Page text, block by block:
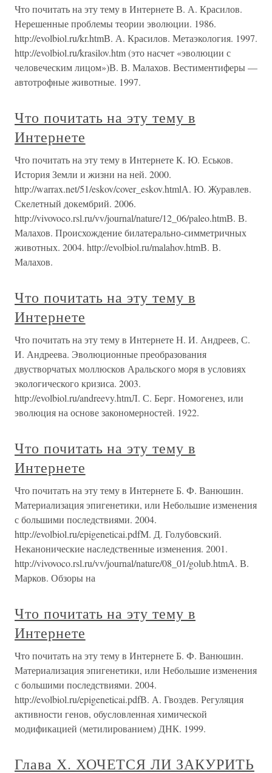
Что почитать на эту тему в Интернете В. А. Красилов.
Нерешенные проблемы теории эволюции. 1986.
http://evolbiol.ru/kr.htmВ. А. Красилов. Метаэкология. 1997.
http://evolbiol.ru/krasilov.htm (это насчет «эволюции с
человеческим лицом»)В. В. Малахов. Вестиментиферы —
автотрофные животные. 1997.
Что почитать на эту тему в
Интернете
Что почитать на эту тему в Интернете К. Ю. Еськов.
История Земли и жизни на ней. 2000.
http://warrax.net/51/eskov/cover_eskov.htmlА. Ю. Журавлев.
Скелетный докембрий. 2006.
http://vivovoco.rsl.ru/vv/journal/nature/12_06/paleo.htmВ. В.
Малахов. Происхождение билатерально-симметричных
животных. 2004. http://evolbiol.ru/malahov.htmВ. В.
Малахов.
Что почитать на эту тему в
Интернете
Что почитать на эту тему в Интернете Н. И. Андреев, С.
И. Андреева. Эволюционные преобразования
двустворчатых моллюсков Аральского моря в условиях
экологического кризиса. 2003.
http://evolbiol.ru/andreevy.htmЛ. С. Берг. Номогенез, или
эволюция на основе закономерностей. 1922.
Что почитать на эту тему в
Интернете
Что почитать на эту тему в Интернете Б. Ф. Ванюшин.
Материализация эпигенетики, или Небольшие изменения
с большими последствиями. 2004.
http://evolbiol.ru/epigeneticai.pdfМ. Д. Голубовский.
Неканонические наследственные изменения. 2001.
http://vivovoco.rsl.ru/vv/journal/nature/08_01/golub.htmА. В.
Марков. Обзоры на
Что почитать на эту тему в
Интернете
Что почитать на эту тему в Интернете Б. Ф. Ванюшин.
Материализация эпигенетики, или Небольшие изменения
с большими последствиями. 2004.
http://evolbiol.ru/epigeneticai.pdfВ. А. Гвоздев. Регуляция
активности генов, обусловленная химической
модификацией (метилированием) ДНК. 1999.
Глава Х. ХОЧЕТСЯ ЛИ ЗАКУРИТЬ